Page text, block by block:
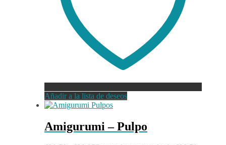
Añadir a la lista de deseos
Amigurumi – Pulpo